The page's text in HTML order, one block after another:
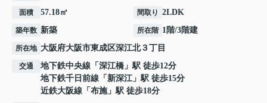
面積 57.18㎡ 間取り 2LDK
築年数 新築 所在階 1階/3階建
所在地 大阪府大阪市東成区深江北３丁目
交通 地下鉄中央線 「 深江橋 」駅 徒歩12分
地下鉄千日前線 「 新深江」駅 徒歩15分
近鉄大阪線 「 布施」駅 徒歩18分